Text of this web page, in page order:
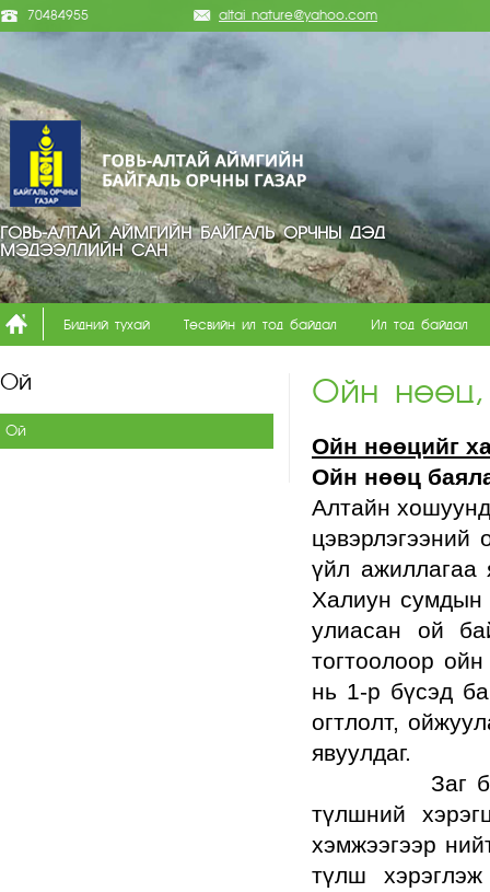
70484955 altai_nature@yahoo.com
ГОВЬ-АЛТАЙ АЙМГИЙН БАЙГАЛЬ ОРЧНЫ ДЭД
МЭДЭЭЛЛИЙН САН
Бидний тухай Төсвийн ил тод байдал Ил тод байдал
Ой
Ой
Ойн нөөц,
Ойн нөөцийг
Ойн нөөц
Алтайн
цэвэрлэгээний
үйл
Халиун сумдын
улиасан ой
тогтоолоор
нь 1-р бүсэд
огтлолт,
явуулдаг.
Заг болон
түлшний
хэмжээгээр
түлш